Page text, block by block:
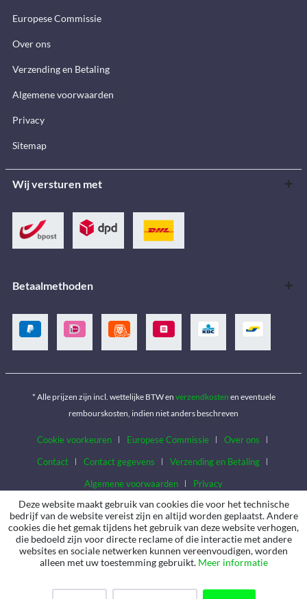
Europese Commissie
Over ons
Verzending en Betaling
Algemene voorwaarden
Privacy
Sitemap
Wij versturen met
Betaalmethoden
* Alle prijzen zijn incl. wettelijke BTW en verzendkosten en eventuele
rembourskosten, indien niet anders beschreven
Cookie voorkeuren Europese Commissie
Over ons
Contact
Contact gegevens
Verzending en Betaling
Algemene voorwaarden
Privacy
Deze website maakt gebruik van cookies die voor het technische
bedrijf van de website vereist zijn en altijd worden geplaatst. Andere
cookies die het gemak tijdens het gebruik van deze website verhogen,
die bedoeld zijn voor directe reclame of die interactie met andere
websites en sociale netwerken kunnen vereenvoudigen, worden
alleen met uw toestemming gebruikt. Meer informatie